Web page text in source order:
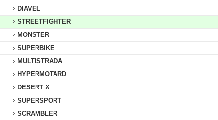
DIAVEL
STREETFIGHTER
MONSTER
SUPERBIKE
MULTISTRADA
HYPERMOTARD
DESERT X
SUPERSPORT
SCRAMBLER